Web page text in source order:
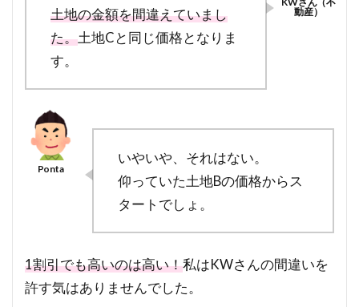
土地の金額を間違えていまし
た。土地Cと同じ価格となりま
す。
いやいや、それはない。
仰っていた土地Bの価格からス
タートでしょ。
1割引でも高いのは高い！私はKWさんの間違いを
許す気はありませんでした。